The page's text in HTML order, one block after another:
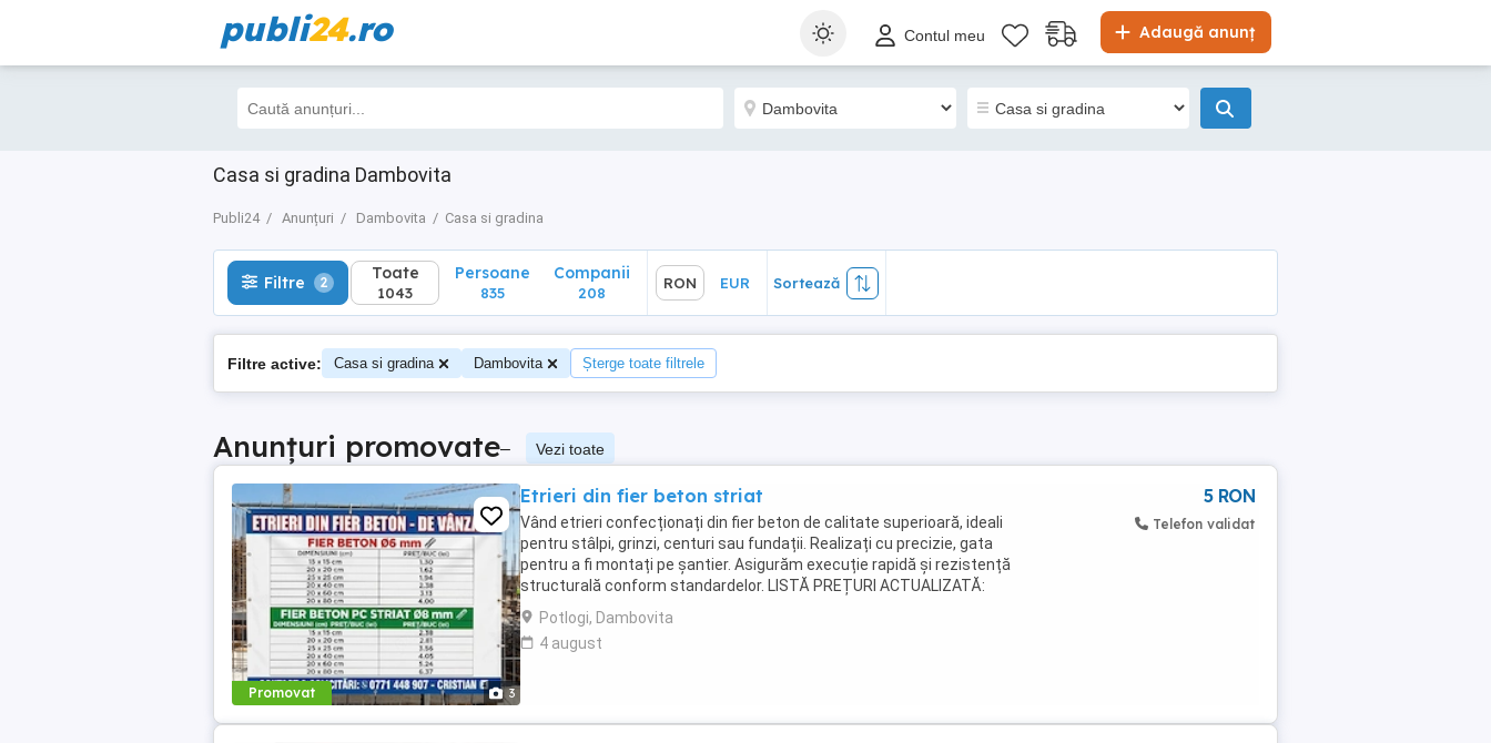
publi24.ro Adaugă anunț
Contul meu
Casa si gradina Dambovita
Publi24 Anunțuri Dambovita Casa si gradina
Filtre 2 Toate
1043
Sortează
Filtre 2 Toate
1043
Persoane
835
Companii
208
RON EUR Sortează
Filtre active: Casa si gradina Dambovita Șterge toate filtrele
Anunțuri promovate– Vezi toate
Promovat 3
Etrieri din fier beton striat
Vând etrieri confecționați din fier beton de calitate superioară, ideali
pentru stâlpi, grinzi, centuri sau fundații. Realizați cu precizie, gata
pentru a fi montați pe șantier. Asigurăm execuție rapidă și rezistență
structurală conform standardelor. LISTĂ PREȚURI ACTUALIZATĂ:
Etrieri Fier beton ...
Potlogi, Dambovita
4 august
5 RON
Telefon validat